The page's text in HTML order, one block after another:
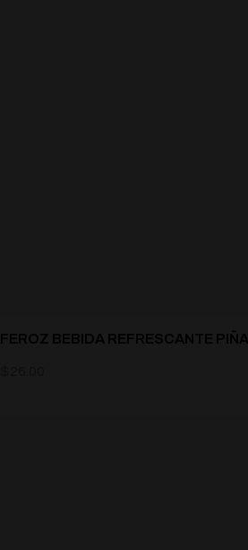
FEROZ BEBIDA REFRESCANTE